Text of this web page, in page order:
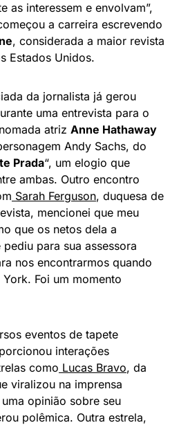
as interessem e envolvam”,
a carreira escrevendo
, considerada a maior revista
Estados Unidos.
da jornalista já gerou
uma entrevista para o
atriz Anne Hathaway
Andy Sachs, do
Prada“, um elogio que
ambas. Outro encontro
Sarah Ferguson, duquesa de
mencionei que meu
que os netos dela a
para sua assessora
nos encontrarmos quando
Foi um momento
eventos de tapete
interações
como Lucas Bravo, da
viralizou na imprensa
opinião sobre seu
polêmica. Outra estrela,